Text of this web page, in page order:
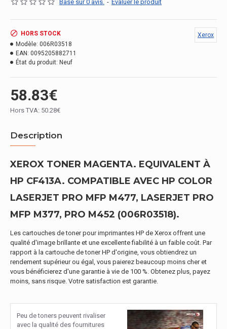
Basé sur 0 avis. - Évaluer le produit
58.83€
Hors TVA: 50.28€
HORS STOCK
Modèle: 006R03518
EAN: 0095205882711
État du produit: Neuf
Xerox
Description
XEROX TONER MAGENTA. EQUIVALENT À
HP CF413A. COMPATIBLE AVEC HP COLOR
LASERJET PRO MFP M477, LASERJET PRO
MFP M377, PRO M452 (006R03518).
Les cartouches de toner pour imprimantes HP de Xerox offrent une
qualité d'image brillante et une excellente fiabilité à un faible coût. Par
rapport à la cartouche de toner HP d'origine, vous obtiendrez un
rendement supérieur ou égal, vous paierez beaucoup moins cher et
vous bénéficierez d'une garantie à vie de 100 %. Obtenez plus, payez
moins, sans risque. Votre satisfaction est garantie.
Peu de toners peuvent rivaliser
avec la qualité des fournitures